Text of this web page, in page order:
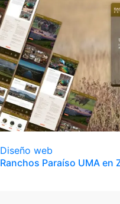
Diseño web
Ranchos Paraíso UMA en